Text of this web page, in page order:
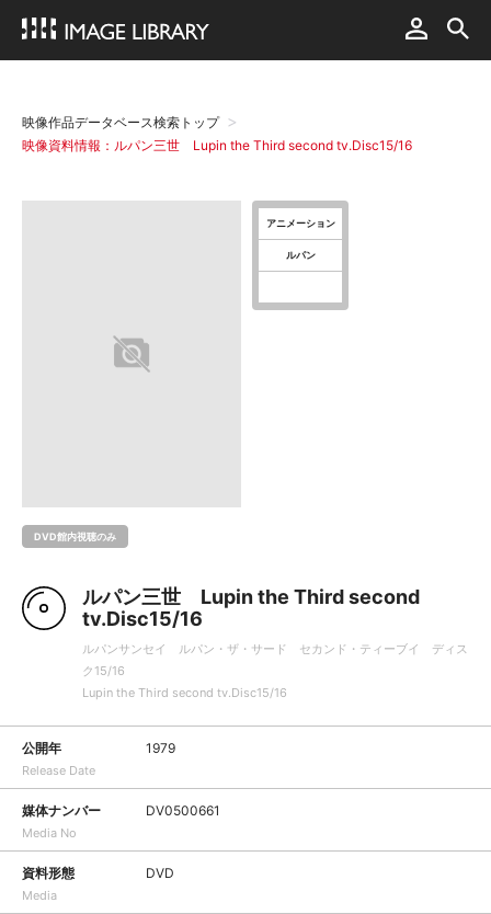
映像作品データベース検索トップ
映像資料情報：ルパン三世 Lupin the Third second tv.Disc15/16
DVD館内視聴のみ
アニメーション
ルパン
ルパン三世 Lupin the Third second
tv.Disc15/16
ルパンサンセイ ルパン・ザ・サード セカンド・ティーブイ ディス
ク15/16
Lupin the Third second tv.Disc15/16
公開年
Release Date
1979
媒体ナンバー
Media No
DV0500661
資料形態
Media
DVD